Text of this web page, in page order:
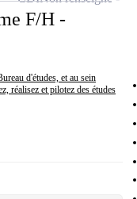
F/H -
d'études, et au sein
réalisez et pilotez des études